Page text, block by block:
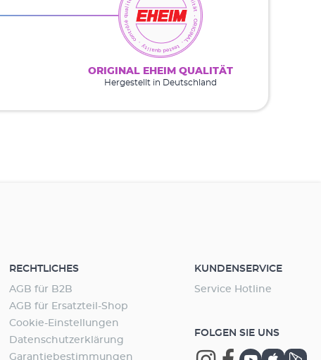
ORIGINAL EHEIM QUALITÄT
Hergestellt in Deutschland
RECHTLICHES
AGB für B2B
AGB für Ersatzteil-Shop
Cookie-Einstellungen
Datenschutzerklärung
Garantiebestimmungen
KUNDENSERVICE
Service Hotline
FOLGEN SIE UNS